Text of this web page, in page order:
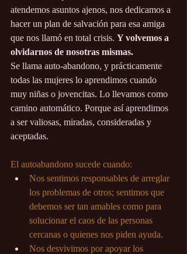
atendemos asuntos ajenos, nos dedicamos a
hacer un plan de salvación para esa amiga
que nos llamó en total crisis. Y volvemos a
olvidarnos de nosotras mismas.
Se llama auto-abandono, y prácticamente
todas las mujeres lo aprendimos cuando
muy niñas o jovencitas. Lo llevamos como
camino automático. Porque así aprendimos
a ser valiosas, miradas, consideradas y
aceptadas.
El autoabandono sucede cuando:
Nos sentimos responsables de arreglar
los problemas de otros; sentimos que
debemos ser tan amables como para
solucionar el caos de las personas
cercanas o quienes nos piden ayuda.
Nos desvivimos por apoyar los